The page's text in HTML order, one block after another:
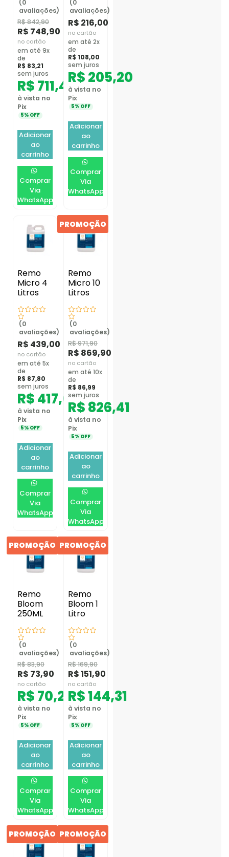
(0
avaliações)
R$842,90
R$ 748,90
no cartão
em até 9x
de
R$ 83,21
sem juros
R$711,46
à vista no
Pix
5% OFF
Adicionar
ao
carrinho
Comprar
Via
WhatsApp
(0
avaliações)
R$ 216,00
no cartão
em até 2x
de
R$ 108,00
sem juros
R$205,20
à vista no
Pix
5% OFF
Adicionar
ao
carrinho
Comprar
Via
WhatsApp
Remo
Micro 4
Litros
(0
avaliações)
R$ 439,00
no cartão
em até 5x
de
R$ 87,80
sem juros
R$417,05
à vista no
Pix
5% OFF
Adicionar
ao
carrinho
Comprar
Via
WhatsApp
PROMOÇÃO
Remo
Micro 10
Litros
(0
avaliações)
R$971,90
R$ 869,90
no cartão
em até 10x
de
R$ 86,99
sem juros
R$826,41
à vista no
Pix
5% OFF
Adicionar
ao
carrinho
Comprar
Via
WhatsApp
PROMOÇÃO
Remo
Bloom
250ML
(0
avaliações)
R$83,90
R$ 73,90
no cartão
R$70,21
à vista no
Pix
5% OFF
Adicionar
ao
carrinho
Comprar
Via
WhatsApp
PROMOÇÃO
Remo
Bloom 1
Litro
(0
avaliações)
R$169,90
R$151,90
no cartão
R$144,31
à vista no
Pix
5% OFF
Adicionar
ao
carrinho
Comprar
Via
WhatsApp
PROMOÇÃO PROMOÇÃO